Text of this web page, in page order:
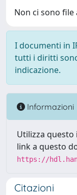
Non ci sono
I documenti in
tutti i diritti
indicazione.
Informazioni
Utilizza
link a questo
https://
Citazioni